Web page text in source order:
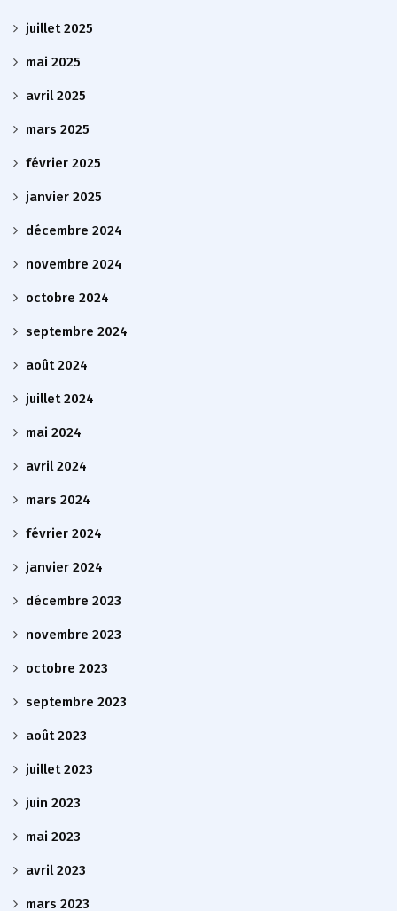
juillet 2025
mai 2025
avril 2025
mars 2025
février 2025
janvier 2025
décembre 2024
novembre 2024
octobre 2024
septembre 2024
août 2024
juillet 2024
mai 2024
avril 2024
mars 2024
février 2024
janvier 2024
décembre 2023
novembre 2023
octobre 2023
septembre 2023
août 2023
juillet 2023
juin 2023
mai 2023
avril 2023
mars 2023